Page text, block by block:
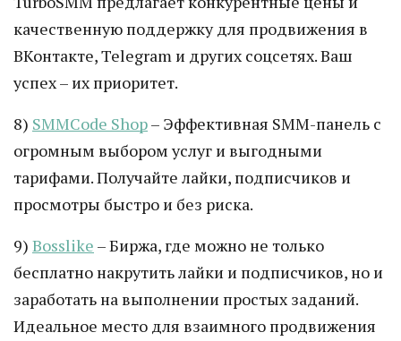
качественную поддержку для продвижения в
ВКонтакте, Telegram и других соцсетях. Ваш
успех – их приоритет.
8) SMMCode Shop– Эффективная SMM-панель с
огромным выбором услуг и выгодными
тарифами. Получайте лайки, подписчиков и
просмотры быстро и без риска.
9) Bosslike – Биржа, где можно не только
бесплатно накрутить лайки и подписчиков, но и
заработать на выполнении простых заданий.
Идеальное место для взаимного продвижения